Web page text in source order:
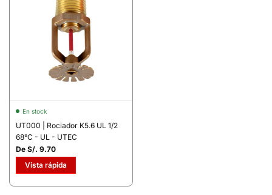
En stock
UT000 | Rociador K5.6 UL 1/2
68°C - UL - UTEC
De S/. 9.70
Vista rápida